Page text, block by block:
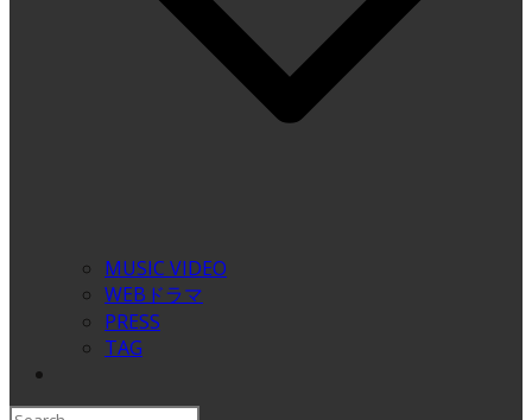
MUSIC VIDEO
WEBドラマ
PRESS
TAG